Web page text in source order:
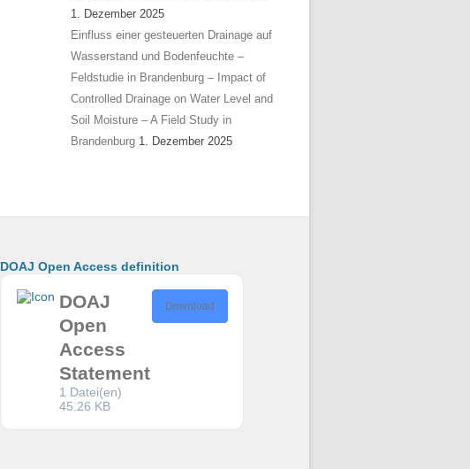
1. Dezember 2025
Einfluss einer gesteuerten Drainage auf
Wasserstand und Bodenfeuchte –
Feldstudie in Brandenburg – Impact of
Controlled Drainage on Water Level and
Soil Moisture – A Field Study in
Brandenburg 1. Dezember 2025
DOAJ Open Access definition
DOAJ
Open
Access
Statement
1 Datei(en)
45.26 KB
Download